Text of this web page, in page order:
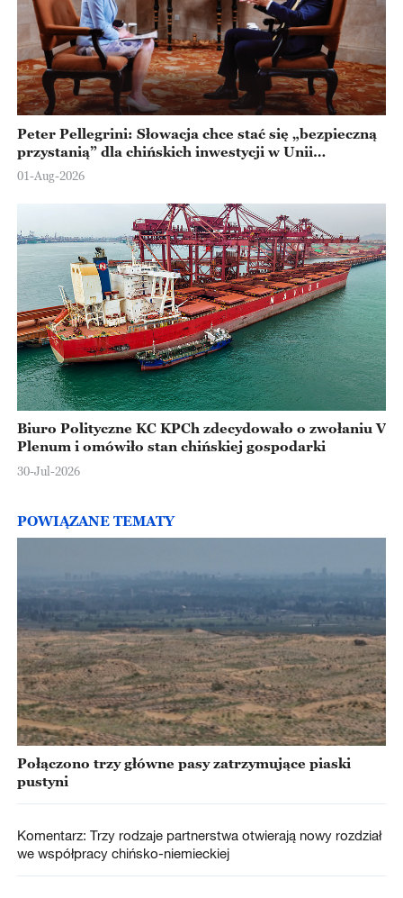
Peter Pellegrini: Słowacja chce stać się „bezpieczną
przystanią” dla chińskich inwestycji w Unii
Europejskiej
01-Aug-2026
Biuro Polityczne KC KPCh zdecydowało o zwołaniu V
Plenum i omówiło stan chińskiej gospodarki
30-Jul-2026
POWIĄZANE TEMATY
Połączono trzy główne pasy zatrzymujące piaski
pustyni
Komentarz: Trzy rodzaje partnerstwa otwierają nowy rozdział
we współpracy chińsko-niemieckiej